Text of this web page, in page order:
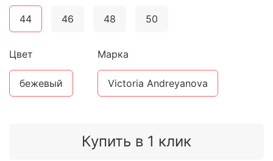
Купить в 1 клик
44 46 48 50
Цвет
бежевый
Марка
Victoria Andreyanova